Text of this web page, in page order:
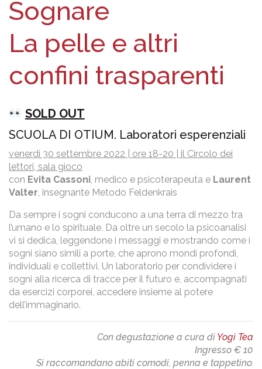
Sognare
La pelle e altri
confini trasparenti
SOLD OUT
SCUOLA DI OTIUM. Laboratori esperenziali
venerdì 30 settembre 2022 | ore 18-20 | il Circolo dei
lettori, sala gioco
con Evita Cassoni , medico e psicoterapeuta e Laurent
Valter , insegnante Metodo Feldenkrais
Da sempre i sogni conducono a una terra di mezzo tra
l’umano e lo spirituale. Da oltre un secolo la psicoanalisi
vi si dedica, leggendone i messaggi e mostrando come i
sogni siano simili a porte, che aprono mondi profondi,
individuali e collettivi. Un laboratorio per condividere i
sogni alla ricerca di tracce per il futuro e, accompagnati
da esercizi corporei, accedere insieme al potere
dell’immaginario.
Con degustazione a cura di Yogi Tea
Ingresso € 10
Si raccomandano abiti comodi, penna e tappetino.